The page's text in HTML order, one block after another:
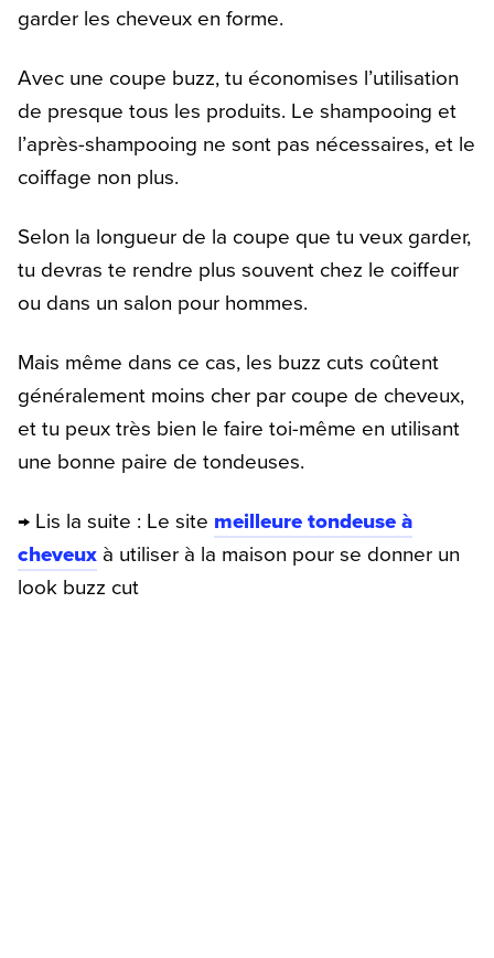
garder les cheveux en forme.
Avec une coupe buzz, tu économises l’utilisation
de presque tous les produits. Le shampooing et
l’après-shampooing ne sont pas nécessaires, et le
coiffage non plus.
Selon la longueur de la coupe que tu veux garder,
tu devras te rendre plus souvent chez le coiffeur
ou dans un salon pour hommes.
Mais même dans ce cas, les buzz cuts coûtent
généralement moins cher par coupe de cheveux,
et tu peux très bien le faire toi-même en utilisant
une bonne paire de tondeuses.
→ Lis la suite : Le site meilleure tondeuse à
cheveux à utiliser à la maison pour se donner un
look buzz cut